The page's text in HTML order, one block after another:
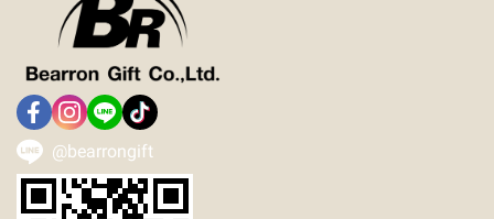
@bearrongift